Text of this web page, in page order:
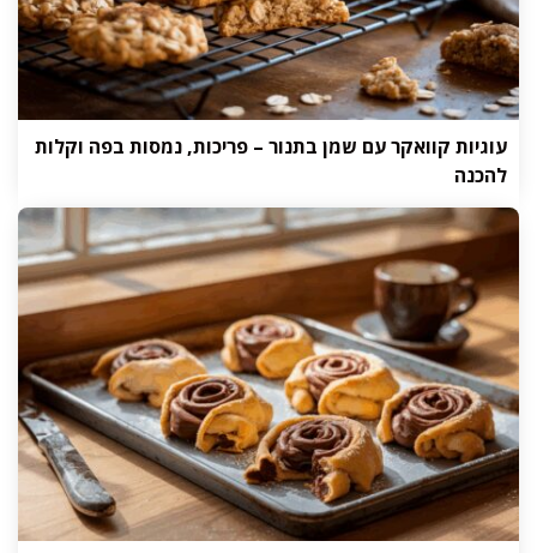
עוגיות קוואקר עם שמן בתנור – פריכות, נמסות בפה וקלות
להכנה